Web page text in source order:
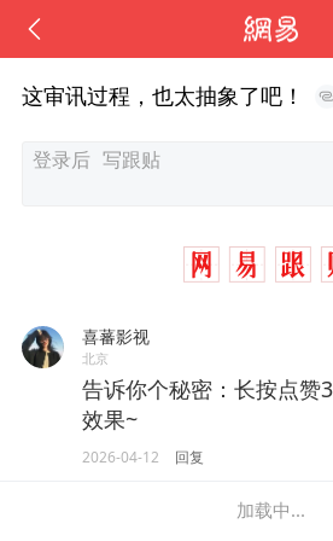
这审讯过程，也太抽象了吧！
喜蕃影视
北京
告诉你个秘密：长按点赞
效果~
2026-04-12 回复
加载中...